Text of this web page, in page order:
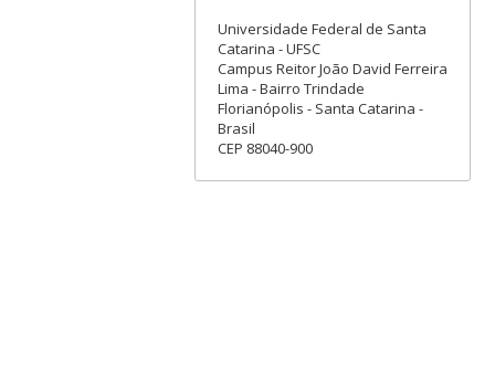
Universidade Federal de Santa
Catarina - UFSC
Campus Reitor João David Ferreira
Lima - Bairro Trindade
Florianópolis - Santa Catarina -
Brasil
CEP 88040-900